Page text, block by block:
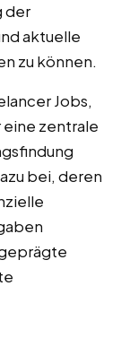
der
aktuelle
zu können.
Jobs,
zentrale
bei, deren